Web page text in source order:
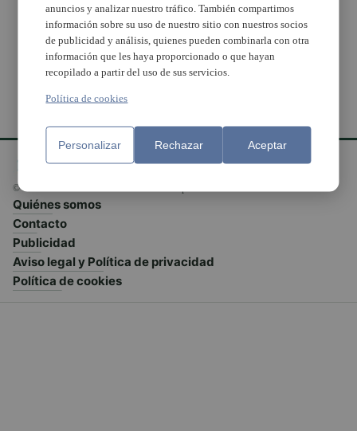
© El Meridiano L'Horta 2026 - Valencia - España
Quiénes somos
Contacto
Publicidad
Aviso legal y Política de privacidad
Política de cookies
anuncios y analizar nuestro tráfico. También compartimos
información sobre su uso de nuestro sitio con nuestros socios
de publicidad y análisis, quienes pueden combinarla con otra
información que les haya proporcionado o que hayan
recopilado a partir del uso de sus servicios.
Política de cookies
Personalizar Rechazar Aceptar